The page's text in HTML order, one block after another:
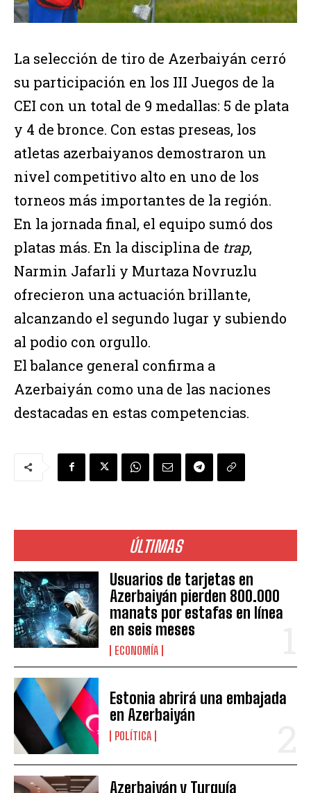
ÚLTIMAS
Usuarios de tarjetas en
Azerbaiyán pierden 800.000
manats por estafas en línea
en seis meses
ECONOMÍA
Estonia abrirá una embajada
en Azerbaiyán
POLÍTICA
Azerbaiyán y Turquía
La selección de tiro de Azerbaiyán cerró
su participación en los III Juegos de la
CEI con un total de 9 medallas: 5 de plata
y 4 de bronce. Con estas preseas, los
atletas azerbaiyanos demostraron un
nivel competitivo alto en uno de los
torneos más importantes de la región.
En la jornada final, el equipo sumó dos
platas más. En la disciplina de trap,
Narmin Jafarli y Murtaza Novruzlu
ofrecieron una actuación brillante,
alcanzando el segundo lugar y subiendo
al podio con orgullo.
El balance general confirma a
Azerbaiyán como una de las naciones
destacadas en estas competencias.